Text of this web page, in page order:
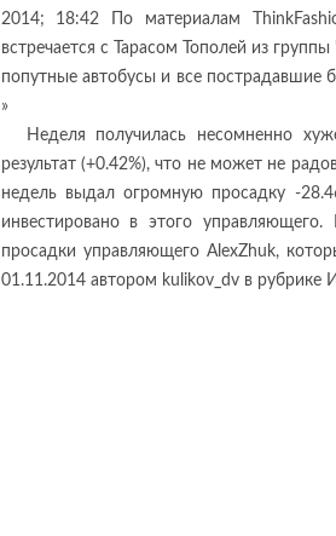
2014; 18:42 По материалам
встречается с Тарасом Тополей из
попутные автобусы и все пострадавшие
»
Неделя получилась несомненно
результат (+0.42%), что не может не
недель выдал огромную просадку -
инвестировано в этого
просадки управляющего AlexZhuk,
01.11.2014 автором kulikov_dv в рубрике